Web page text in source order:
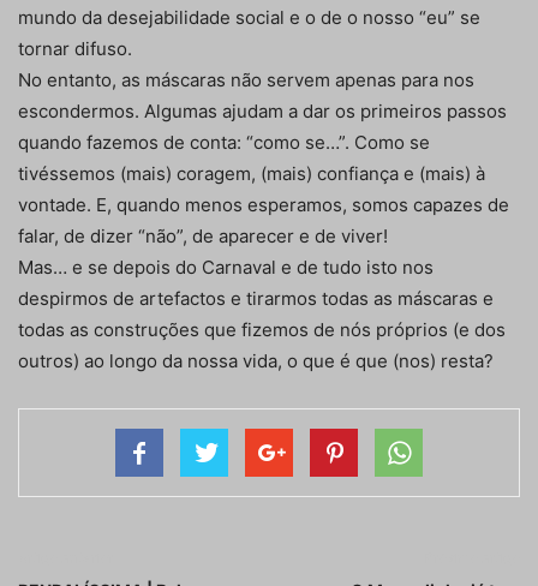
mundo da desejabilidade social e o de o nosso “eu” se
tornar difuso.
No entanto, as máscaras não servem apenas para nos
escondermos. Algumas ajudam a dar os primeiros passos
quando fazemos de conta: “como se…”. Como se
tivéssemos (mais) coragem, (mais) confiança e (mais) à
vontade. E, quando menos esperamos, somos capazes de
falar, de dizer “não”, de aparecer e de viver!
Mas… e se depois do Carnaval e de tudo isto nos
despirmos de artefactos e tirarmos todas as máscaras e
todas as construções que fizemos de nós próprios (e dos
outros) ao longo da nossa vida, o que é que (nos) resta?